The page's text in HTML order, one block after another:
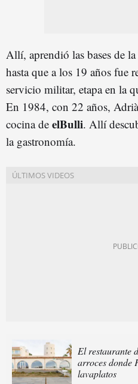
Allí, aprendió las bases de
hasta que a los 19 años fue
servicio militar, etapa en la
En 1984, con 22 años,
cocina de elBulli. Allí
la gastronomía.
El restaurante
arroces donde
lavaplatos